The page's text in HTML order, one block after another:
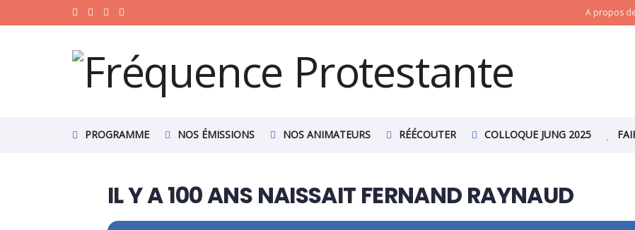
A propos
PROGRAMME NOS ÉMISSIONS NOS ANIMATEURS RÉÉCOUTER COLLOQUE JUNG 2025
IL Y A 100 ANS NAISSAIT FERNAND RAYNAUD